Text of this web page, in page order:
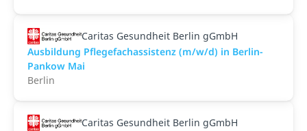
Caritas Gesundheit Berlin gGmbH
Ausbildung Pflegefachassistenz (m/w/d) in Berlin-
Pankow Mai
Berlin
Caritas Gesundheit Berlin gGmbH